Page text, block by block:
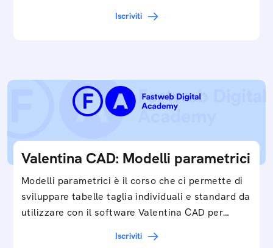
Iscriviti
Valentina CAD: Modelli parametrici
Modelli parametrici è il corso che ci permette di
sviluppare tabelle taglia individuali e standard da
utilizzare con il software Valentina CAD per…
Iscriviti